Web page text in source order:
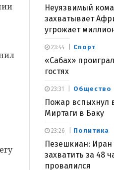
Неуязвимый
захватывает
угрожает
Спорт
«Сабах»
гостях
23:44
Общество
Пожар вспыхнул
Миртаги в Баку
23:31
Политика
Пезешкиан: Иран
захватить за 48
провалился
23:26